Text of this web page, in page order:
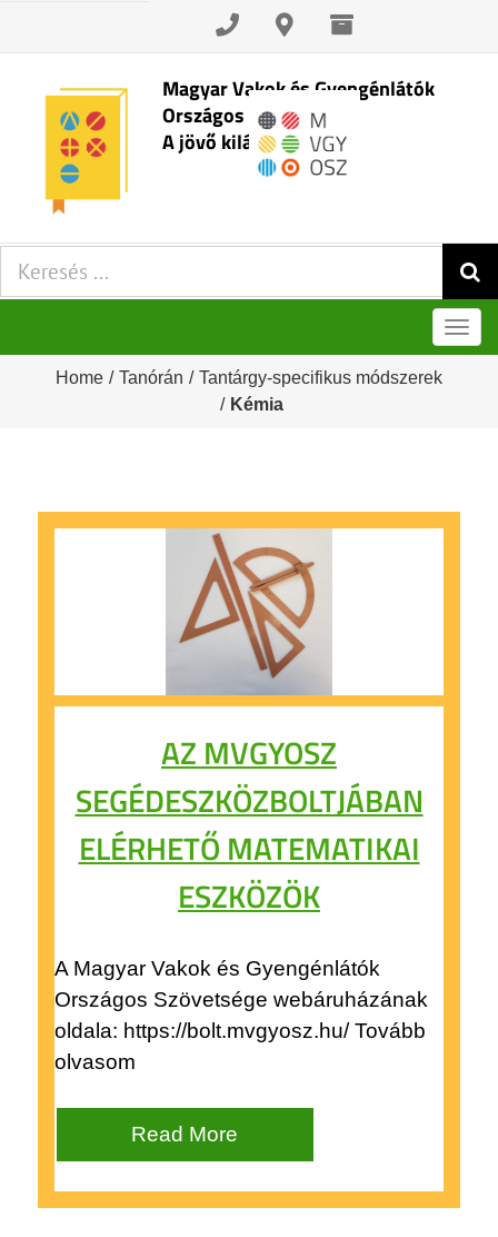
Skip
content
Magyar Vakok és Gyengénlátók
Országos Szövetsége
A jövő kilátásai
Keresés:
Home / Tanórán / Tantárgy-specifikus módszerek
/ Kémia
AZ MVGYOSZ
SEGÉDESZKÖZBOLTJÁBAN
ELÉRHETŐ MATEMATIKAI
ESZKÖZÖK
A Magyar Vakok és Gyengénlátók
Országos Szövetsége webáruházának
oldala: https://bolt.mvgyosz.hu/ Tovább
olvasom
Read More